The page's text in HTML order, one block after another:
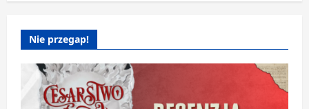
Nie przegap!